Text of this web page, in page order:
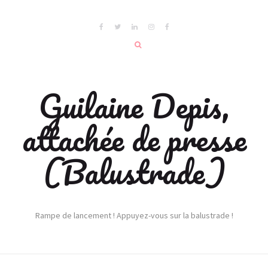
Guilaine Depis,
attachée de presse
(Balustrade)
Rampe de lancement ! Appuyez-vous sur la balustrade !